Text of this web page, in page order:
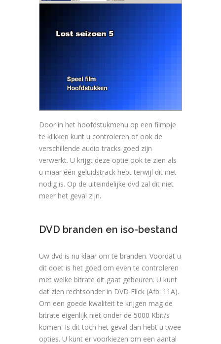
Door in het hoofdstukmenu op een filmpje
te klikken kunt u controleren of ook de
verschillende audio tracks goed zijn
verwerkt. U krijgt deze optie ook te zien als
u maar één geluidstrack hebt terwijl dit niet
nodig is. Op de uiteindelijke dvd zal dit niet
meer het geval zijn.
DVD branden en iso-bestand
Uw dvd is nu klaar om te branden. Voordat u
dit doet is het goed om even te controleren
met welke bitrate dit gaat gebeuren. U kunt
dat zien rechtsonder in DVD Flick (Afb: 11A).
Om een goede kwaliteit te krijgen mag de
bitrate eigenlijk niet onder de 5000 Kbit/s
komen. Is dit toch het geval dan hebt u twee
opties. U kunt er voorkiezen om een aantal